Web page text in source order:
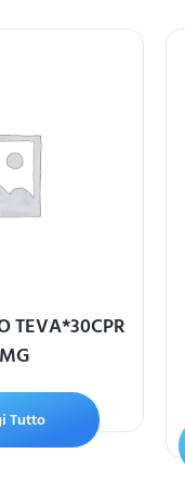
TEVA*30CPR
Tutto